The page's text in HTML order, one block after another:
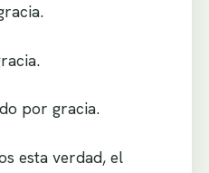
por gracia.
esta verdad, el